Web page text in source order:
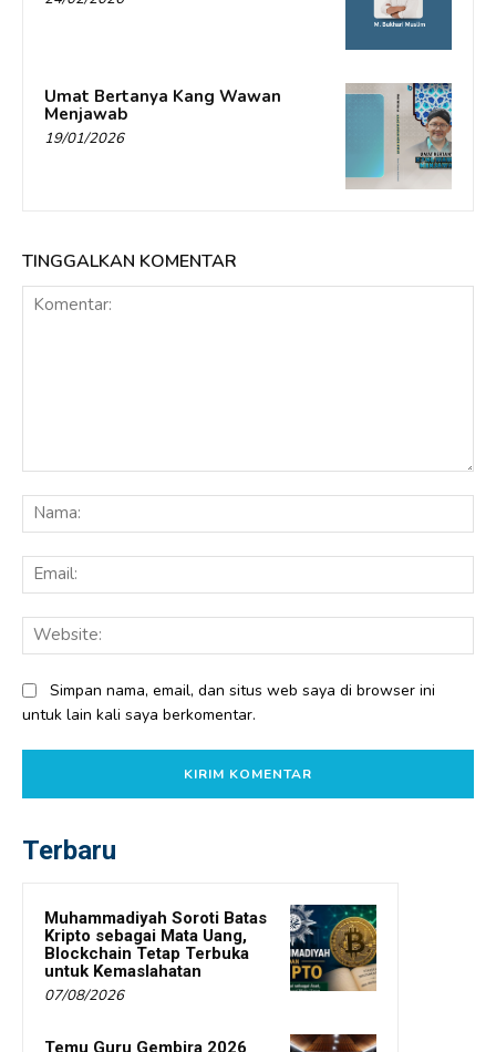
Umat Bertanya Kang Wawan
Menjawab
19/01/2026
TINGGALKAN KOMENTAR
Simpan nama, email, dan situs web saya di browser ini
untuk lain kali saya berkomentar.
Terbaru
Muhammadiyah Soroti Batas
Kripto sebagai Mata Uang,
Blockchain Tetap Terbuka
untuk Kemaslahatan
07/08/2026
Temu Guru Gembira 2026